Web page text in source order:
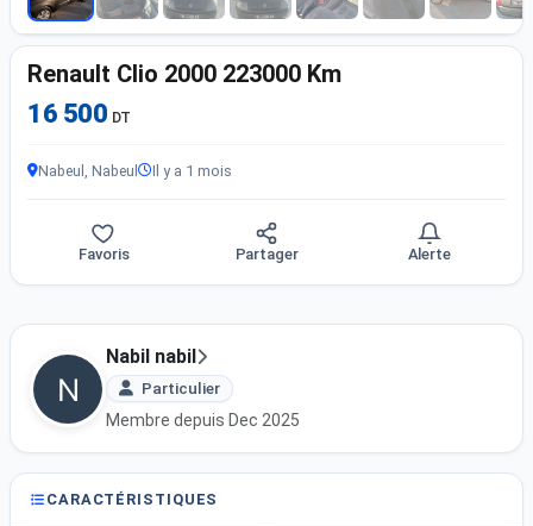
Renault Clio 2000 223000 Km
16 500 DT
Nabeul, Nabeul Il y a 1 mois
Favoris Partager Alerte
Nabil nabil
Particulier
Membre depuis Dec 2025
CARACTÉRISTIQUES